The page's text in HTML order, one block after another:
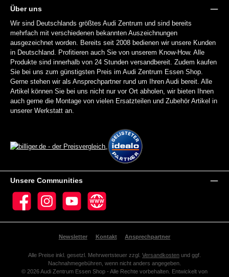
Über uns
Wir sind Deutschlands größtes Audi Zentrum und sind bereits
mehrfach mit verschiedenen bekannten Auszeichnungen
ausgezeichnet worden. Bereits seit 2008 bedienen wir unsere Kunden
in Deutschland. Profitieren auch Sie von unserem Know-How. Alle
Produkte sind innerhalb von 24 Stunden versandbereit. Zudem kaufen
Sie bei uns zum günstigsten Preis im Audi Zentrum Essen Shop.
Gerne stehen wir als Ansprechpartner rund um Ihren Audi bereit. Alle
Artikel können Sie bei uns nicht nur vor Ort abholen, wir bieten Ihnen
auch gerne die Montage von vielen Ersatzteilen und Zubehör Artikel in
unserer Werkstatt an.
Unsere Communities
Facebook Instagram YouTube Website
Newsletter Kontakt Ansprechpartner
Alle Preise inkl. gesetzl. Mehrwertsteuer zzgl. Versandkosten und ggf.
Nachnahmegebühren, wenn nicht anders angegeben.
© 2026 Audi Zentrum Essen Shop - Alle Rechte vorbehalten. Entwickelt von